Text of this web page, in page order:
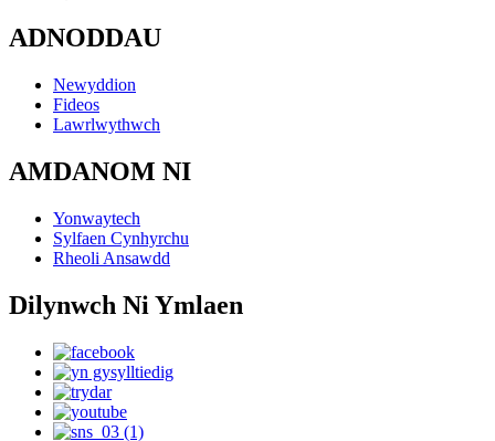
ADNODDAU
Newyddion
Fideos
Lawrlwythwch
AMDANOM NI
Yonwaytech
Sylfaen Cynhyrchu
Rheoli Ansawdd
Dilynwch Ni Ymlaen